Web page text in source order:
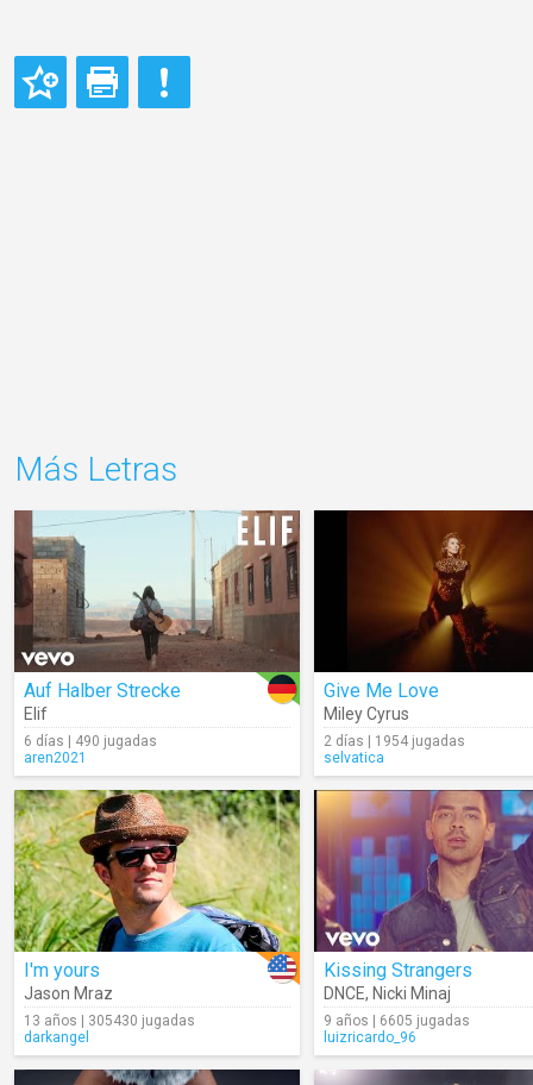
Más Letras
Auf Halber Strecke
Elif
6 días | 490 jugadas
aren2021
Give Me Love
Miley Cyrus
2 días | 1954 jugadas
selvatica
I'm yours
Jason Mraz
13 años | 305430 jugadas
darkangel
Kissing Strangers
DNCE, Nicki Minaj
9 años | 6605 jugadas
luizricardo_96